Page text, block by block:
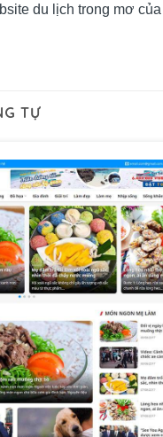
du lịch trong mơ
TỰ